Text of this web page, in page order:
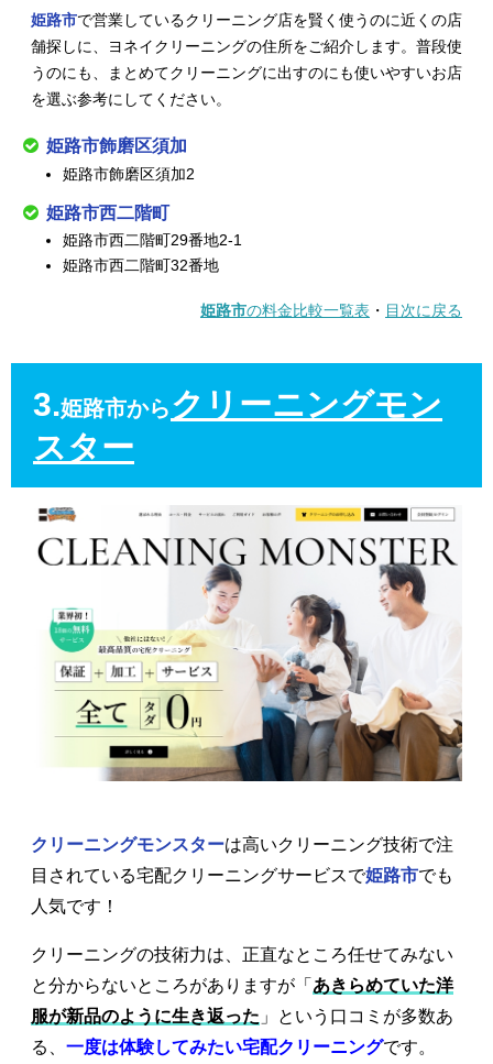
姫路市で営業しているクリーニング店を賢く使うのに近くの店
舗探しに、ヨネイクリーニングの住所をご紹介します。普段使
うのにも、まとめてクリーニングに出すのにも使いやすいお店
を選ぶ参考にしてください。
姫路市飾磨区須加
姫路市飾磨区須加2
姫路市西二階町
姫路市西二階町29番地2-1
姫路市西二階町32番地
姫路市の料金比較一覧表 ・ 目次に戻る
3.姫路市からクリーニングモン
スター
クリーニングモンスターは高いクリーニング技術で注
目されている宅配クリーニングサービスで姫路市でも
人気です！
クリーニングの技術力は、正直なところ任せてみない
と分からないところがありますが「 あきらめていた洋
服が新品のように生き返った 」という口コミが多数あ
る、 一度は体験してみたい宅配クリーニングです。